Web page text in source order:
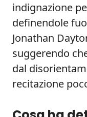
indignazione
definendole
Jonathan
suggerendo
dal
recitazione